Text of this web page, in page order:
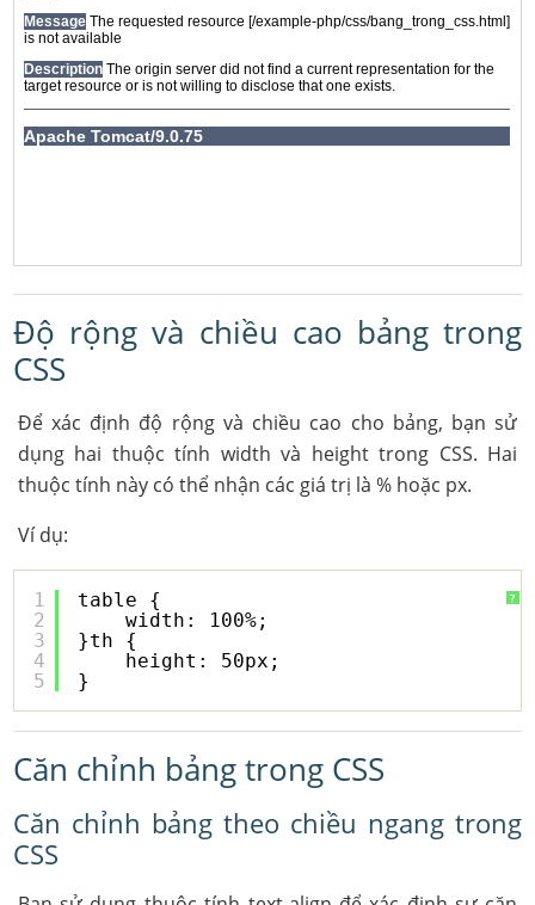
Độ rộng và chiều cao bảng trong
CSS
Để xác định độ rộng và chiều cao cho bảng, bạn sử
dụng hai thuộc tính width và height trong CSS. Hai
thuộc tính này có thể nhận các giá trị là % hoặc px.
Ví dụ:
?
1
2
3
4
5
table {
width: 100%;
}th {
height: 50px;
}
Căn chỉnh bảng trong CSS
Căn chỉnh bảng theo chiều ngang trong
CSS